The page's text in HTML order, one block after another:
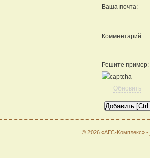
Ваша почта:
Комментарий:
Решите пример:
Обновить
© 2026 «АГС-Комплекс» -